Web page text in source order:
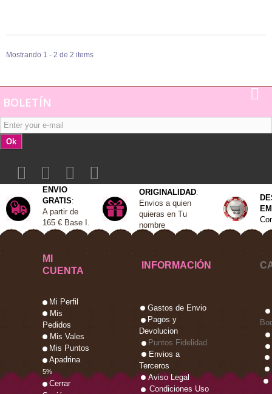
Mostrando 1 - 2 de 2 items
BOLETÍN
Ok
ENVIO
GRATIS:
A partir de
165 € Base I
ORIGINALIDAD:
Envios a quien
quieras en Tu
nombre
MI
CUENTA
INFORMACIÓN
Mi Perfil
Mis
Pedidos
Mis Vales
Mis Puntos
Apadrina
5%
Cerrar
Gastos de Envio
Pagos y
Devolucion
Puntos Fidelidad
Envios a
Terceros
Aviso Legal
Condiciones Uso